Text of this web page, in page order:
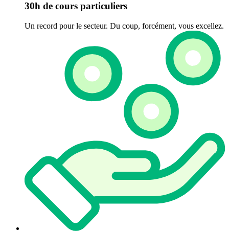
30h de cours particuliers
Un record pour le secteur. Du coup, forcément, vous excellez.